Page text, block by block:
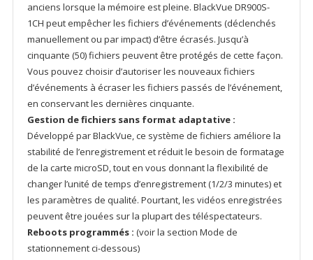
anciens lorsque la mémoire est pleine. BlackVue DR900S-
1CH peut empêcher les fichiers d’événements (déclenchés
manuellement ou par impact) d’être écrasés. Jusqu’à
cinquante (50) fichiers peuvent être protégés de cette façon.
Vous pouvez choisir d’autoriser les nouveaux fichiers
d’événements à écraser les fichiers passés de l’événement,
en conservant les dernières cinquante.
Gestion de fichiers sans format adaptative :
Développé par BlackVue, ce système de fichiers améliore la
stabilité de l’enregistrement et réduit le besoin de formatage
de la carte microSD, tout en vous donnant la flexibilité de
changer l’unité de temps d’enregistrement (1/2/3 minutes) et
les paramètres de qualité. Pourtant, les vidéos enregistrées
peuvent être jouées sur la plupart des téléspectateurs.
Reboots programmés : (voir la section Mode de
stationnement ci-dessous)